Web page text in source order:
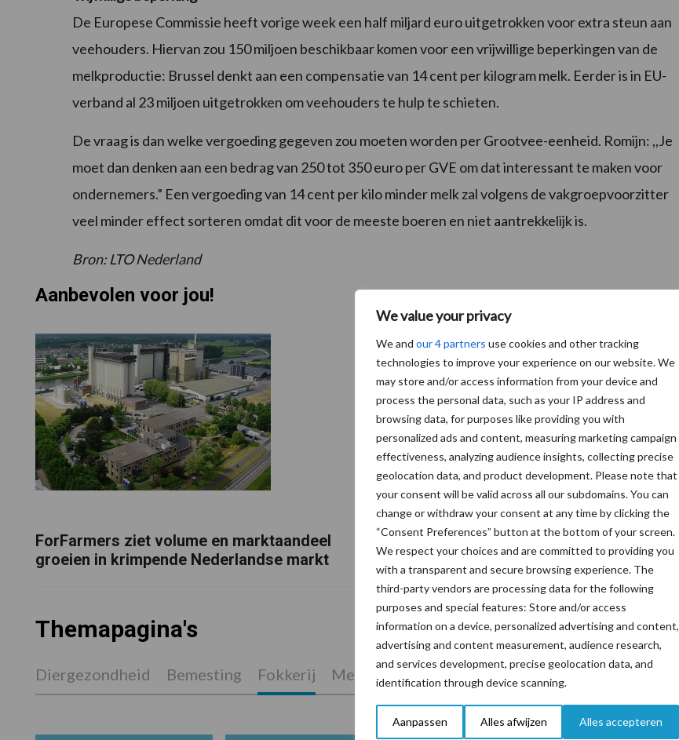
We value your privacy
We and our 4 partners use cookies and other tracking
technologies to improve your experience on our website. We
may store and/or access information from your device and
process the personal data, such as your IP address and
browsing data, for purposes like providing you with
personalized ads and content, measuring marketing campaign
effectiveness, analyzing audience insights, collecting precise
geolocation data, and product development. Please note that
your consent will be valid across all our subdomains. You can
change or withdraw your consent at any time by clicking the
“Consent Preferences” button at the bottom of your screen.
We respect your choices and are committed to providing you
with a transparent and secure browsing experience. The
third-party vendors are processing data for the following
purposes and special features: Store and/or access
information on a device, personalized advertising and content,
advertising and content measurement, audience research,
and services development, precise geolocation data, and
identification through device scanning.
Aanpassen Alles afwijzen Alles accepteren
De Europese Commissie heeft vorige week een half miljard euro uitgetrokken voor extra steun aan
veehouders. Hiervan zou 150 miljoen beschikbaar komen voor een vrijwillige beperkingen van de
melkproductie: Brussel denkt aan een compensatie van 14 cent per kilogram melk. Eerder is in EU-
verband al 23 miljoen uitgetrokken om veehouders te hulp te schieten.
De vraag is dan welke vergoeding gegeven zou moeten worden per Grootvee-eenheid. Romijn: ,,Je
moet dan denken aan een bedrag van 250 tot 350 euro per GVE om dat interessant te maken voor
ondernemers.” Een vergoeding van 14 cent per kilo minder melk zal volgens de vakgroepvoorzitter
veel minder effect sorteren omdat dit voor de meeste boeren en niet aantrekkelijk is.
Bron: LTO Nederland
Aanbevolen voor jou!
ForFarmers ziet volume en marktaandeel
groeien in krimpende Nederlandse markt
Tien praktische tips voor een langere
levensduur
Themapagina's
Diergezondheid Bemesting Fokkerij Melkveebedrijf Veevoer Wet en regelgeving